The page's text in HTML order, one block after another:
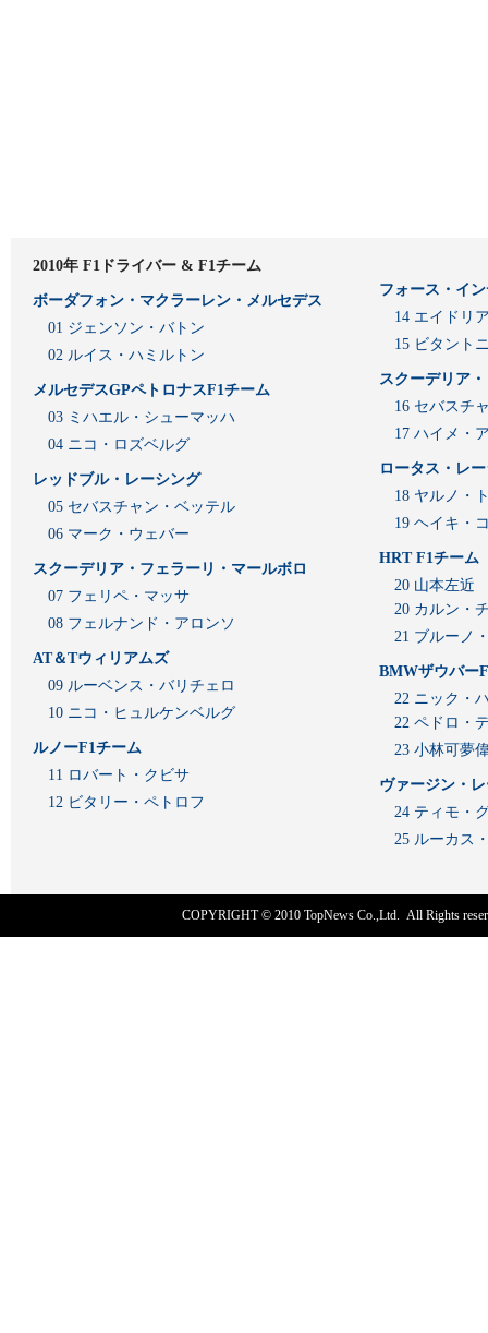
2010年 F1ドライバー & F1チーム
ボーダフォン・マクラーレン・メルセデス
01 ジェンソン・バトン
02 ルイス・ハミルトン
メルセデスGPペトロナスF1チーム
03 ミハエル・シューマッハ
04 ニコ・ロズベルグ
レッドブル・レーシング
05 セバスチャン・ベッテル
06 マーク・ウェバー
スクーデリア・フェラーリ・マールボロ
07 フェリペ・マッサ
08 フェルナンド・アロンソ
AT＆Tウィリアムズ
09 ルーベンス・バリチェロ
10 ニコ・ヒュルケンベルグ
ルノーF1チーム
11 ロバート・クビサ
12 ビタリー・ペトロフ
フォース・イ
14 エイドリ
15 ビタント
スクーデリア
16 セバスチ
17 ハイメ・
ロータス・レ
18 ヤルノ・
19 ヘイキ・
HRT F1チーム
20 山本左近
20 カルン・
21 ブルーノ
BMWザウバー
22 ニック・
22 ペドロ・
23 小林可夢
ヴァージン・
24 ティモ・
25 ルーカス
COPYRIGHT © 2010 TopNews Co.,Ltd. All Rights